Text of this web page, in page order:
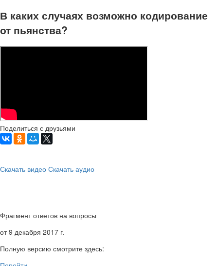
В каких случаях возможно кодирование
от пьянства?
Поделиться с друзьями
Скачать видео Скачать аудио
Фрагмент ответов на вопросы
от 9 декабря 2017 г.
Полную версию смотрите здесь: